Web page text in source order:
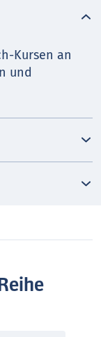
Kursen an
und